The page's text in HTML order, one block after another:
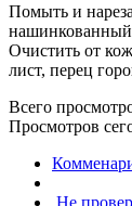
Помыть и
нашинкованный
Очистить от
лист, перец
Всего
Просмотров
Не